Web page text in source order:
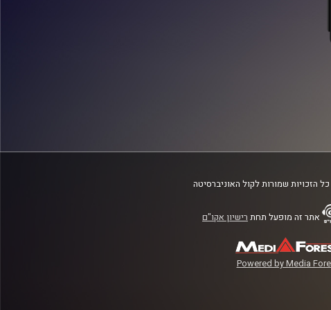
הזכויות שמורות לקול האוניברסיטה
אתר זה מופעל תחת רישיון אקו"ם
Powered by Media